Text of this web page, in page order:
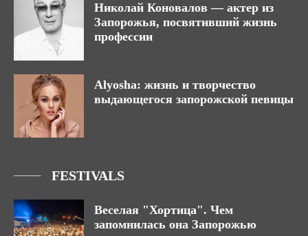
Николай Коновалов — актер из
Запорожья, посвятивший жизнь
профессии
Alyosha: жизнь и творчество
выдающегося запорожской певицы
FESTIVALS
Веселая "Хортица". Чем
запомнилась она Запорожью